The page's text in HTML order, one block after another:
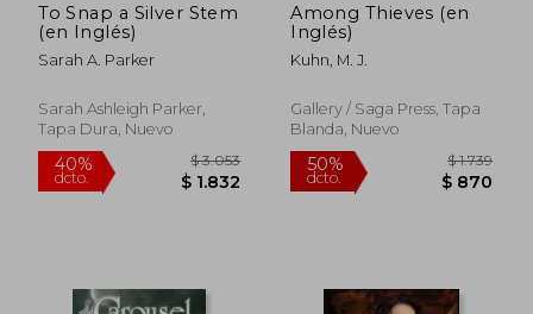
To Snap a Silver Stem
(en Inglés)
Sarah A. Parker
Sarah Ashleigh Parker,
Tapa Dura, Nuevo
Among Thieves (en
Inglés)
Kuhn, M. J.
Gallery / Saga Press, Tapa
Blanda, Nuevo